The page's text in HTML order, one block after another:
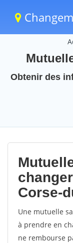
Obtenir des
Corse-
Une mutuelle
à prendre en
ne rembourse